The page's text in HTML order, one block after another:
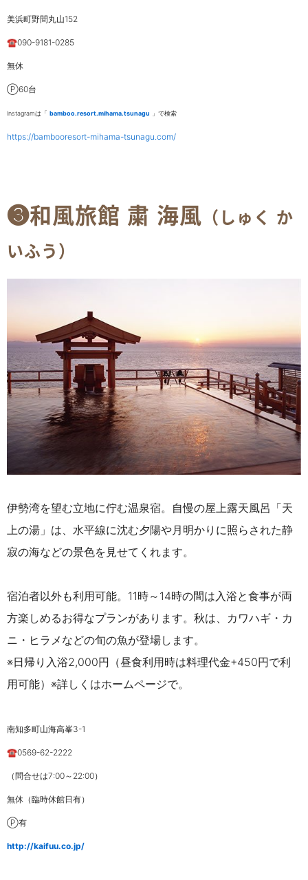
美浜町野間丸山152
☎090-9181-0285
無休
Ⓟ60台
Instagramは「 bamboo.resort.mihama.tsunagu 」で検索
https://bambooresort-mihama-tsunagu.com/
❸和風旅館 粛 海風 （しゅく か
いふう）
伊勢湾を望む立地に佇む温泉宿。自慢の屋上露天風呂「天
上の湯」は、水平線に沈む夕陽や月明かりに照らされた静
寂の海などの景色を見せてくれます。
宿泊者以外も利用可能。11時～14時の間は入浴と食事が両
方楽しめるお得なプランがあります。秋は、カワハギ・カ
ニ・ヒラメなどの旬の魚が登場します。
※日帰り入浴2,000円（昼食利用時は料理代金+450円で利
用可能）※詳しくはホームページで。
南知多町山海高峯3-1
☎0569-62-2222
（問合せは7:00～22:00）
無休（臨時休館日有）
Ⓟ有
http://kaifuu.co.jp/